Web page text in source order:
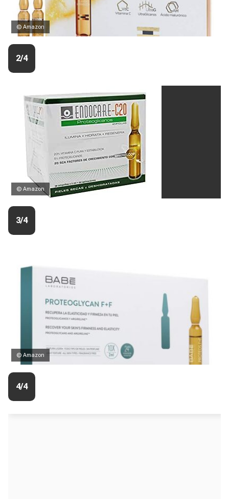
© Amazon
2/4
© Amazon
3/4
© Amazon
4/4